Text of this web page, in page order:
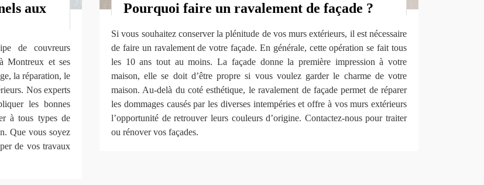
aux
de couvreurs
Montreux et ses
la réparation, le
Nos experts
les bonnes
à tous types de
Que vous soyez
de vos travaux
Pourquoi faire un ravalement de façade ?
Si vous souhaitez conserver la plénitude de vos murs extérieurs, il est nécessaire
de faire un ravalement de votre façade. En générale, cette opération se fait tous
les 10 ans tout au moins. La façade donne la première impression à votre
maison, elle se doit d’être propre si vous voulez garder le charme de votre
maison. Au-delà du coté esthétique, le ravalement de façade permet de réparer
les dommages causés par les diverses intempéries et offre à vos murs extérieurs
l’opportunité de retrouver leurs couleurs d’origine. Contactez-nous pour traiter
ou rénover vos façades.